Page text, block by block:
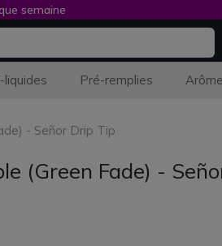
liquides Pré-remplies
- Señor Drip Tip
(Green Fade) -
semaine